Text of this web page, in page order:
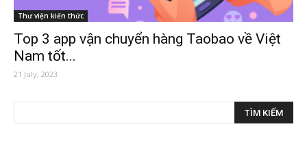
Thư viện kiến thức
Top 3 app vận chuyển hàng Taobao về Việt
Nam tốt...
21 July, 2023